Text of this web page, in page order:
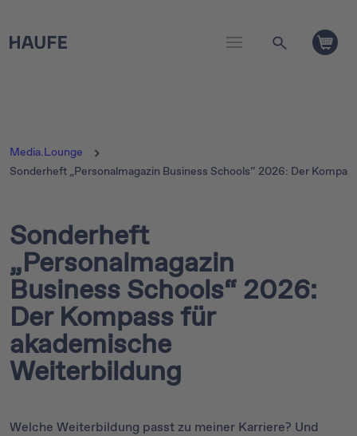
Media.Lounge
Sonderheft „Personalmagazin Business Schools“ 2026: Der
Sonderheft
„Personalmagazin
Business Schools“ 2026:
Der Kompass für
akademische
Weiterbildung
Welche Weiterbildung passt zu meiner Karriere? Und